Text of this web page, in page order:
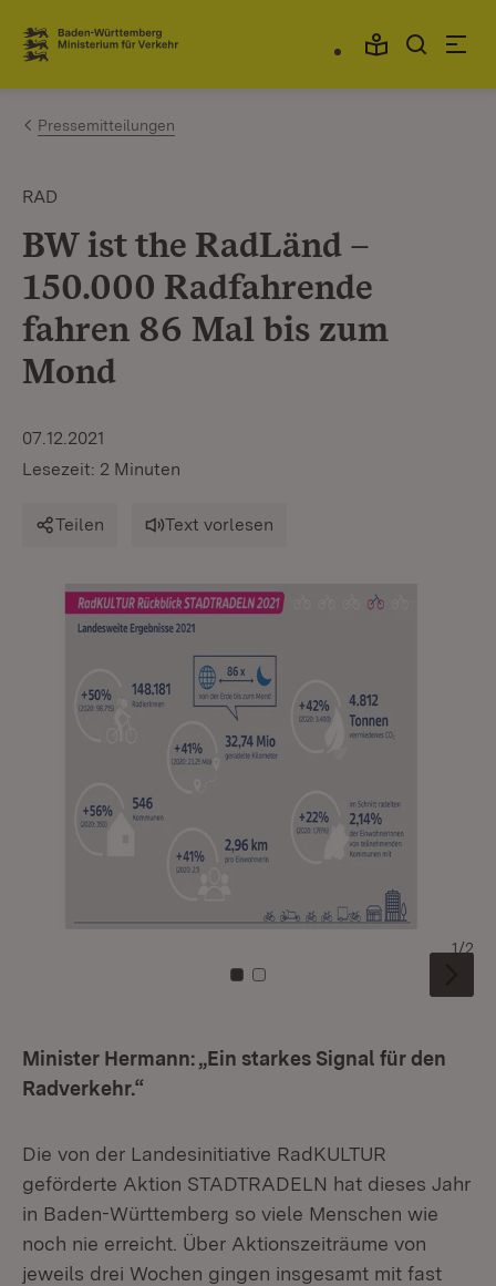
Zum Inhalt springen
Link zur Startseite
Pressemitteilungen
RAD
BW ist the RadLänd –
150.000 Radfahrende
fahren 86 Mal bis zum
Mond
07.12.2021
Lesezeit: 2 Minuten
Teilen Text vorlesen
Zu Kachel: 0
Zu Kachel: 1
1/2
Minister Hermann: „Ein starkes Signal für den
Radverkehr.“
Die von der Landesinitiative RadKULTUR
geförderte Aktion STADTRADELN hat dieses Jahr
in Baden-Württemberg so viele Menschen wie
noch nie erreicht. Über Aktionszeiträume von
jeweils drei Wochen gingen insgesamt mit fast